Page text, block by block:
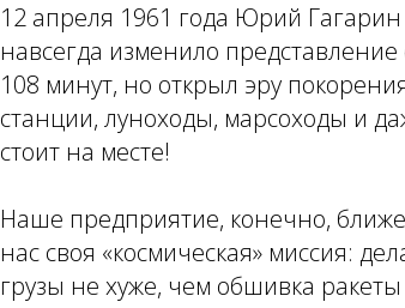
12 апреля 1961 года Юрий
навсегда изменило
108 минут, но открыл эру
станции, луноходы, марсоходы и
стоит на месте!
Наше предприятие, конечно,
нас своя «космическая» миссия:
грузы не хуже, чем обшивка ракеты